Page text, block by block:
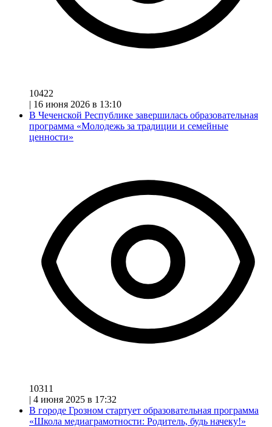
10422
| 16 июня 2026 в 13:10
В Чеченской Республике завершилась образовательная
программа «Молодежь за традиции и семейные
ценности»
10311
| 4 июня 2025 в 17:32
В городе Грозном стартует образовательная программа
«Школа медиаграмотности: Родитель, будь начеку!»